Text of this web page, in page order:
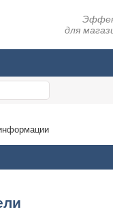
для